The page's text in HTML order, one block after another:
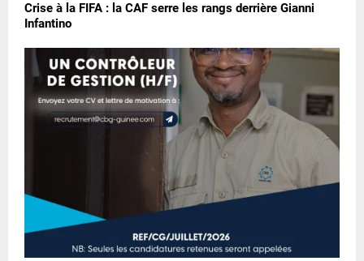
Crise à la FIFA : la CAF serre les rangs derrière Gianni
Infantino